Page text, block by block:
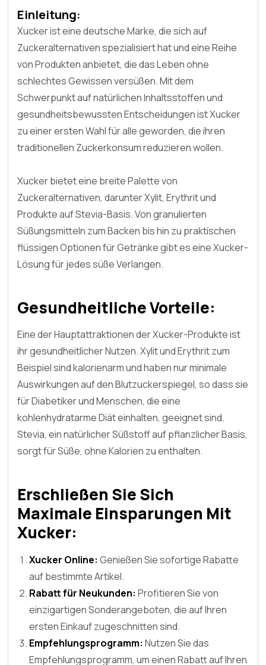
Einleitung:
Xucker ist eine deutsche Marke, die sich auf
Zuckeralternativen spezialisiert hat und eine Reihe
von Produkten anbietet, die das Leben ohne
schlechtes Gewissen versüßen. Mit dem
Schwerpunkt auf natürlichen Inhaltsstoffen und
gesundheitsbewussten Entscheidungen ist Xucker
zu einer ersten Wahl für alle geworden, die ihren
traditionellen Zuckerkonsum reduzieren wollen.
Xucker bietet eine breite Palette von
Zuckeralternativen, darunter Xylit, Erythrit und
Produkte auf Stevia-Basis. Von granulierten
Süßungsmitteln zum Backen bis hin zu praktischen
flüssigen Optionen für Getränke gibt es eine Xucker-
Lösung für jedes süße Verlangen.
Gesundheitliche Vorteile:
Eine der Hauptattraktionen der Xucker-Produkte ist
ihr gesundheitlicher Nutzen. Xylit und Erythrit zum
Beispiel sind kalorienarm und haben nur minimale
Auswirkungen auf den Blutzuckerspiegel, so dass sie
für Diabetiker und Menschen, die eine
kohlenhydratarme Diät einhalten, geeignet sind.
Stevia, ein natürlicher Süßstoff auf pflanzlicher Basis,
sorgt für Süße, ohne Kalorien zu enthalten.
Erschließen Sie Sich
Maximale Einsparungen Mit
Xucker:
Xucker Online:Genießen Sie sofortige Rabatte
auf bestimmte Artikel.
Rabatt für Neukunden:Profitieren Sie von
einzigartigen Sonderangeboten, die auf Ihren
ersten Einkauf zugeschnitten sind.
Empfehlungsprogramm: Nutzen Sie das
Empfehlungsprogramm, um einen Rabatt auf Ihren